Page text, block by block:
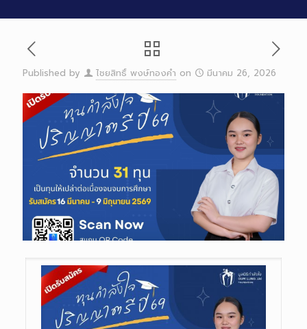
Published by ไชยสิทธิ์ พงษ์ทองคำ on มีนาคม 26, 2026